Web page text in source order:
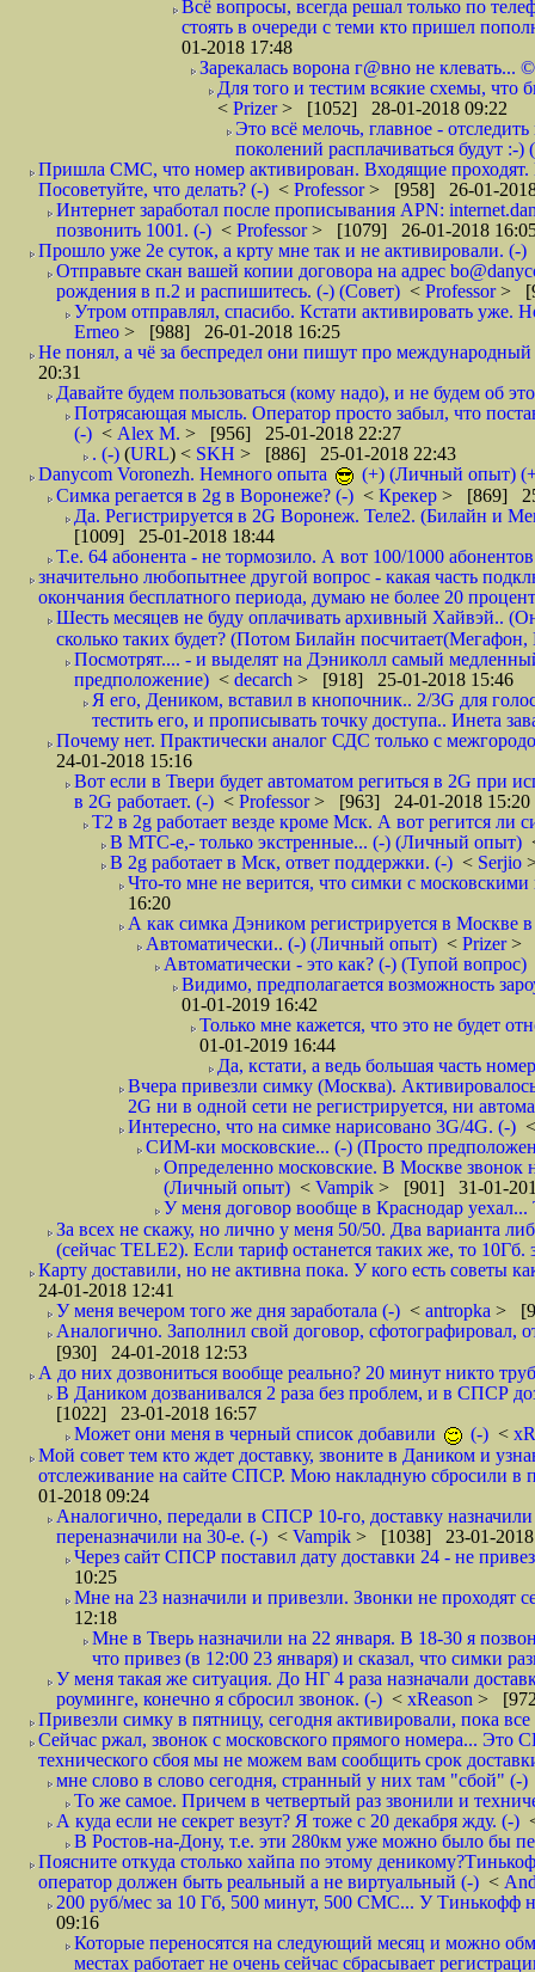
Всё вопросы, всегда решал только по
стоять в очереди с теми кто пришел
01-2018 17:48
Зарекалась ворона г@вно не клевать...
Для того и тестим всякие схемы, что
< Prizer> [1052] 28-01-2018 09:22
Это всё мелочь, главное -
поколений расплачиваться будут :-)
Пришла СМС, что номер активирован. Входящие проходят.
Посоветуйте, что делать? (-) < Professor> [958] 26-01-
Интернет заработал после прописывания APN:
позвонить 1001. (-) < Professor> [1079] 26-01-2018
Прошло уже 2е суток, а крту мне так и не активировали. (-)
Отправьте скан вашей копии договора на адрес
рождения в п.2 и распишитесь. (-) (Совет) < Professor>
Утром отправлял, спасибо. Кстати активировать уже.
Erneo > [988] 26-01-2018 16:25
Не понял, а чё за беспредел они пишут про
20:31
Давайте будем пользоваться (кому надо), и не будем об
Потрясающая мысль. Оператор просто забыл, что
(-) < Alex M. > [956] 25-01-2018 22:27
. (-) (URL) < SKH > [886] 25-01-2018 22:43
Danycom Voronezh. Немного опыта
(+) (Личный опыт)
Симка регается в 2g в Воронеже? (-) < Крекер > [869]
Да. Регистрируется в 2G Воронеж. Теле2. (Билайн и
[1009] 25-01-2018 18:44
Т.е. 64 абонента - не тормозило. А вот 100/1000
значительно любопытнее другой вопрос - какая часть
окончания бесплатного периода, думаю не более 20
Шесть месяцев не буду оплачивать архивный Хайвэй..
сколько таких будет? (Потом Билайн
Посмотрят.... - и выделят на Дэниколл самый
предположение) < decarch > [918] 25-01-2018 15:46
Я его, Деником, вставил в кнопочник.. 2/3G для
тестить его, и прописывать точку доступа.. Инета
Почему нет. Практически аналог СДС только с
24-01-2018 15:16
Вот если в Твери будет автоматом региться в 2G при
в 2G работает. (-) < Professor> [963] 24-01-2018 15:20
T2 в 2g работает везде кроме Мск. А вот регится
В МТС-е,- только экстренные... (-) (Личный опыт)
В 2g работает в Мск, ответ поддержки. (-) < Serjio
Что-то мне не верится, что симки с
16:20
А как симка Дэником регистрируется в Москве
Автоматически.. (-) (Личный опыт) < Prizer>
Автоматически - это как? (-) (Тупой вопрос)
Видимо, предполагается возможность
01-01-2019 16:42
Только мне кажется, что это не будет
01-01-2019 16:44
Да, кстати, а ведь большая часть
Вчера привезли симку (Москва).
2G ни в одной сети не регистрируется, ни
Интересно, что на симке нарисовано 3G/4G. (-)
СИМ-ки московские... (-) (Просто
Определенно московские. В Москве звонок
(Личный опыт) < Vampik > [901] 31-01-
У меня договор вообще в Краснодар
За всех не скажу, но лично у меня 50/50. Два варианта
(сейчас TELE2). Если тариф останется таких же, то
Карту доставили, но не активна пока. У кого есть советы
24-01-2018 12:41
У меня вечером того же дня заработала (-) < antropka >
Аналогично. Заполнил свой договор,
[930] 24-01-2018 12:53
А до них дозвониться вообще реально? 20 минут никто
В Даником дозванивался 2 раза без проблем, и в СПСР
[1022] 23-01-2018 16:57
Может они меня в черный список добавили
(-) <
Мой совет тем кто ждет доставку, звоните в Даником и
отслеживание на сайте СПСР. Мою накладную сбросили
01-2018 09:24
Аналогично, передали в СПСР 10-го, доставку
переназначили на 30-е. (-) < Vampik > [1038] 23-01-2018
Через сайт СПСР поставил дату доставки 24 - не
10:25
Мне на 23 назначили и привезли. Звонки не
12:18
Мне в Тверь назначили на 22 января. В 18-30 я
что привез (в 12:00 23 января) и сказал, что симки
У меня такая же ситуация. До НГ 4 раза назначали
роуминге, конечно я сбросил звонок. (-) < xReason >
Привезли симку в пятницу, сегодня активировали, пока
Сейчас ржал, звонок с московского прямого номера... Это
технического сбоя мы не можем вам сообщить срок
мне слово в слово сегодня, странный у них там "сбой" (-)
То же самое. Причем в четвертый раз звонили и
А куда если не секрет везут? Я тоже с 20 декабря жду. (-)
В Ростов-на-Дону, т.е. эти 280км уже можно было бы
Поясните откуда столько хайпа по этому
оператор должен быть реальный а не виртуальный (-) <
200 руб/мес за 10 Гб, 500 минут, 500 СМС... У Тинькофф
09:16
Которые переносятся на следующий месяц и можно
местах работает не очень сейчас сбрасывает